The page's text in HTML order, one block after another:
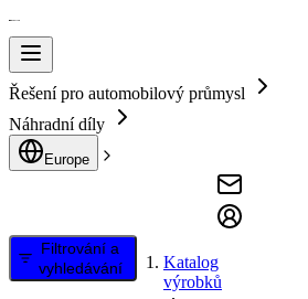
Řešení pro automobilový průmysl
Náhradní díly
Europe
Filtrování a
vyhledávání
Katalog
výrobků